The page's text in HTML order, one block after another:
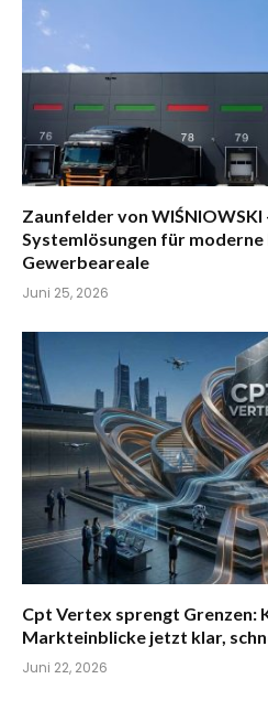
Zaunfelder von
Systemlösungen für
Gewerbeareale
Juni 25, 2026
Cpt Vertex sprengt Grenzen:
Markteinblicke jetzt klar,
Juni 22, 2026